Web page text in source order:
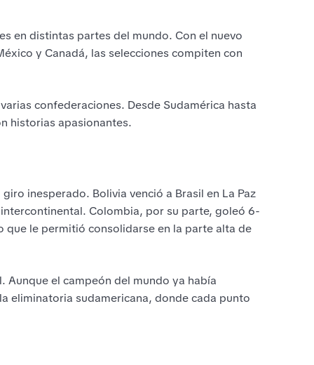
en distintas partes del mundo. Con el nuevo
y Canadá, las selecciones compiten con
confederaciones. Desde Sudamérica hasta
historias apasionantes.
inesperado. Bolivia venció a Brasil en La Paz
Colombia, por su parte, goleó 6-
que le permitió consolidarse en la parte alta de
Aunque el campeón del mundo ya había
eliminatoria sudamericana, donde cada punto